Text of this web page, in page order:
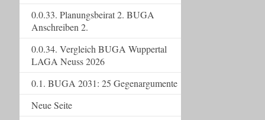
0.0.33. Planungsbeirat 2. BUGA
Anschreiben 2.
0.0.34. Vergleich BUGA Wuppertal
LAGA Neuss 2026
0.1. BUGA 2031: 25 Gegenargumente
Neue Seite